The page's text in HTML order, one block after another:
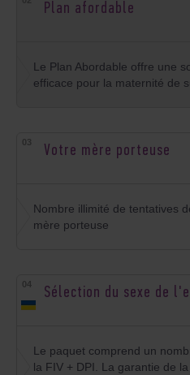
Plan afordable
Le Plan Abordable offre une
efficace pour la maternité de
Votre mère porteuse
Nombre illimité de tentatives
mère porteuse
Sélection du sexe de
Le paquet comprend un
la FIV + DPI. La garantie de